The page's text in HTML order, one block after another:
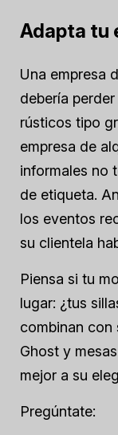
Adapta tu
Una empresa
debería
rústicos tipo
empresa de
informales no
de etiqueta.
los eventos
su clientela
Piensa si tu
lugar: ¿tus
combinan con
Ghost y
mejor a su
Pregúntate: